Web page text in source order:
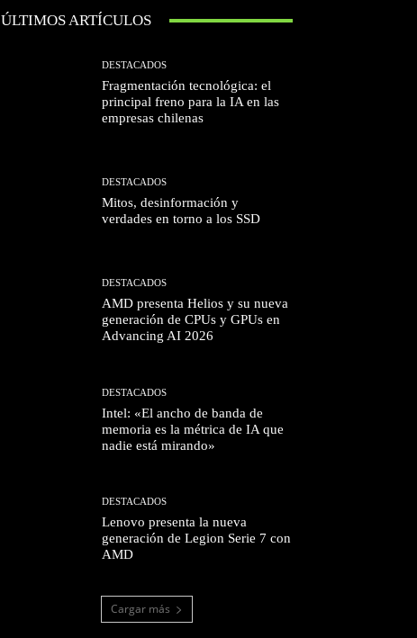
ÚLTIMOS ARTÍCULOS
DESTACADOS
Fragmentación tecnológica: el
principal freno para la IA en las
empresas chilenas
DESTACADOS
Mitos, desinformación y
verdades en torno a los SSD
DESTACADOS
AMD presenta Helios y su nueva
generación de CPUs y GPUs en
Advancing AI 2026
DESTACADOS
Intel: «El ancho de banda de
memoria es la métrica de IA que
nadie está mirando»
DESTACADOS
Lenovo presenta la nueva
generación de Legion Serie 7 con
AMD
Cargar más